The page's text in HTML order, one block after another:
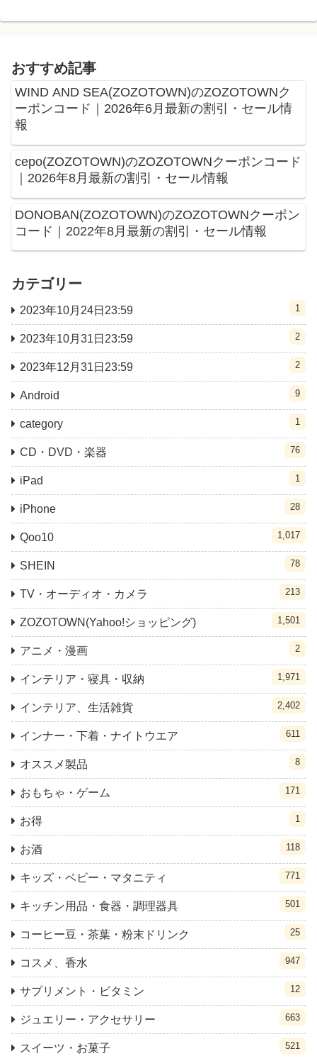
おすすめ記事
WIND AND SEA(ZOZOTOWN)のZOZOTOWNク
ーポンコード｜2026年6月最新の割引・セール情
報
cepo(ZOZOTOWN)のZOZOTOWNクーポンコード
｜2026年8月最新の割引・セール情報
DONOBAN(ZOZOTOWN)のZOZOTOWNクーポン
コード｜2022年8月最新の割引・セール情報
カテゴリー
2023年10月24日23:59 1
2023年10月31日23:59 2
2023年12月31日23:59 2
Android 9
category 1
CD・DVD・楽器 76
iPad 1
iPhone 28
Qoo10 1,017
SHEIN 78
TV・オーディオ・カメラ 213
ZOZOTOWN(Yahoo!ショッピング) 1,501
アニメ・漫画 2
インテリア・寝具・収納 1,971
インテリア、生活雑貨 2,402
インナー・下着・ナイトウエア 611
オススメ製品 8
おもちゃ・ゲーム 171
お得 1
お酒 118
キッズ・ベビー・マタニティ 771
キッチン用品・食器・調理器具 501
コーヒー豆・茶葉・粉末ドリンク 25
コスメ、香水 947
サプリメント・ビタミン 12
ジュエリー・アクセサリー 663
スイーツ・お菓子 521